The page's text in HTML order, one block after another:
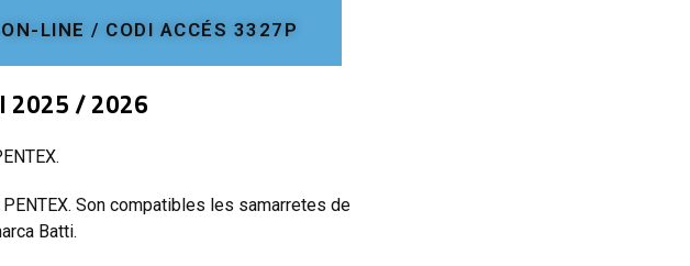
LINE / CODI ACCÉS 3327P
2025 / 2026
Son compatibles les samarretes de
Batti.